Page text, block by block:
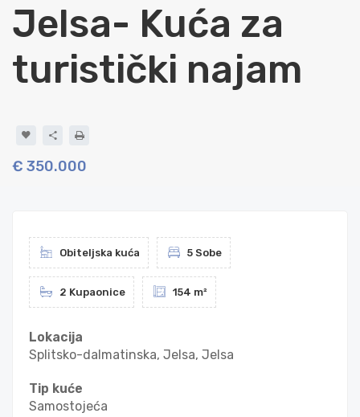
Jelsa- Kuća za
turistički najam
€ 350.000
Obiteljska kuća 5 Sobe
2 Kupaonice 154 m²
Lokacija
Splitsko-dalmatinska, Jelsa, Jelsa
Tip kuće
Samostojeća